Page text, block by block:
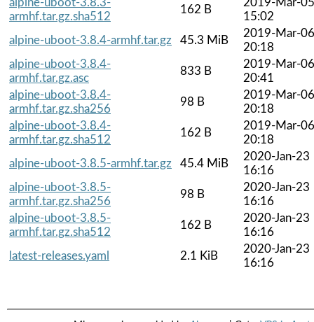
armhf.tar.gz.sha512
162 B
15:02
alpine-uboot-3.8.4-armhf.tar.gz
45.3 MiB
2019-Mar-06
20:18
alpine-uboot-3.8.4-
armhf.tar.gz.asc
833 B
2019-Mar-06
20:41
alpine-uboot-3.8.4-
armhf.tar.gz.sha256
98 B
2019-Mar-06
20:18
alpine-uboot-3.8.4-
armhf.tar.gz.sha512
162 B
2019-Mar-06
20:18
alpine-uboot-3.8.5-armhf.tar.gz
45.4 MiB
2020-Jan-23
16:16
alpine-uboot-3.8.5-
armhf.tar.gz.sha256
98 B
2020-Jan-23
16:16
alpine-uboot-3.8.5-
armhf.tar.gz.sha512
162 B
2020-Jan-23
16:16
latest-releases.yaml
2.1 KiB
2020-Jan-23
16:16